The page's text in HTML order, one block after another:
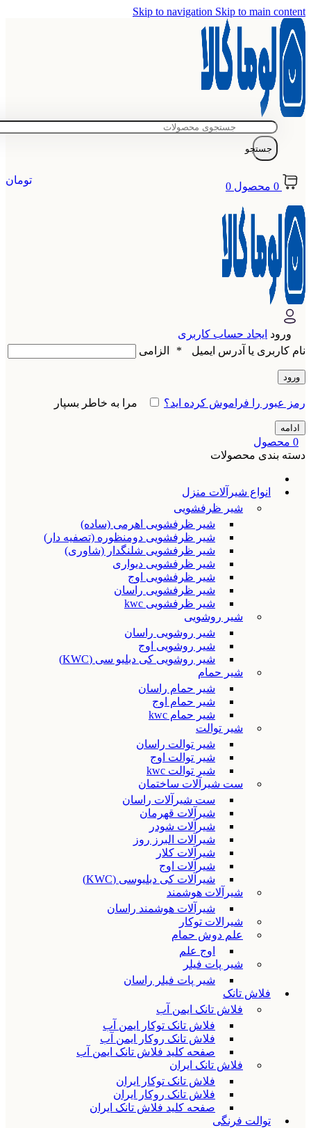
Skip to navigation Skip to main content
جستجو
0 محصول 0
تومان
ورود ایجاد حساب کاربری
نام کاربری یا آدرس ایمیل
* الزامی
ورود
رمز عبور را فراموش کرده اید؟ مرا به خاطر بسپار
ادامه
0 محصول
دسته بندی محصولات
انواع شیرآلات منزل
شیر ظرفشویی
شیر ظرفشویی اهرمی (ساده)
شیر ظرفشویی دومنظوره (تصفیه دار)
شیر ظرفشویی شلنگدار (شاوری)
شیر ظرفشویی دیواری
شیر ظرفشویی اوج
شیر ظرفشویی راسان
شیر ظرفشویی kwc
شیر روشویی
شیر روشویی راسان
شیر روشویی اوج
شیر روشویی کی دبلیو سی (KWC)
شیر حمام
شیر حمام راسان
شیر حمام اوج
شیر حمام kwc
شیر توالت
شیر توالت راسان
شیر توالت اوج
شیر توالت kwc
ست شیرآلات ساختمان
ست شیرآلات راسان
شیرآلات قهرمان
شیرآلات شودر
شیرآلات البرز روز
شیرآلات کلار
شیرآلات اوج
شیرآلات کی دبلیوسی (KWC)
شیرآلات هوشمند
شیرآلات هوشمند راسان
شیرالات توکار
علم دوش حمام
اوج علم
شیر پات فیلر
شیر پات فیلر راسان
فلاش تانک
فلاش تانک ایمن آب
فلاش تانک توکار ایمن آب
فلاش تانک روکار ایمن آب
صفحه کلید فلاش تانک ایمن آب
فلاش تانک ایران
فلاش تانک توکار ایران
فلاش تانک روکار ایران
صفحه کلید فلاش تانک ایران
توالت فرنگی